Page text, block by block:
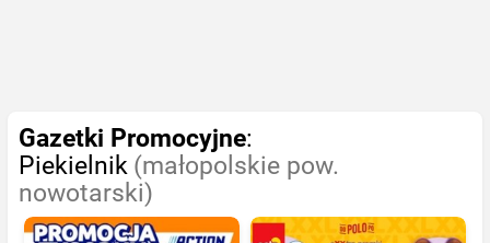
Gazetki Promocyjne:
Piekielnik (małopolskie pow.
nowotarski)